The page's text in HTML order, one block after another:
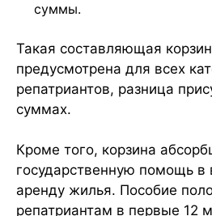
суммы.
Такая составляющая
предусмотрена для всех
репатриантов, разница
суммах.
Кроме того, корзина
государственную помощь в
аренду жилья. Пособие
репатриантам в первые 12